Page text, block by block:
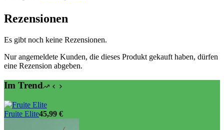
Rezensionen
Es gibt noch keine Rezensionen.
Nur angemeldete Kunden, die dieses Produkt gekauft haben, dürfen
eine Rezension abgeben.
Im Trend
Fruite Elite45,99 €